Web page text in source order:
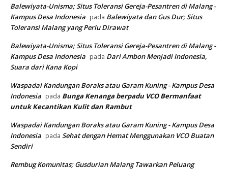
Balewiyata-Unisma; Situs Toleransi Gereja-Pesantren di Malang -
Kampus Desa Indonesia pada Balewiyata dan Gus Dur; Situs
Toleransi Malang yang Perlu Dirawat
Balewiyata-Unisma; Situs Toleransi Gereja-Pesantren di Malang -
Kampus Desa Indonesia pada Dari Ambon Menjadi Indonesia,
Suara dari Kana Kopi
Waspadai Kandungan Boraks atau Garam Kuning - Kampus Desa
Indonesia pada Bunga Kenanga berpadu VCOBermanfaat
untuk Kecantikan Kulit dan Rambut
Waspadai Kandungan Boraks atau Garam Kuning - Kampus Desa
Indonesia pada Sehat dengan Hemat Menggunakan VCO Buatan
Sendiri
Rembug Komunitas; Gusdurian Malang Tawarkan Peluang